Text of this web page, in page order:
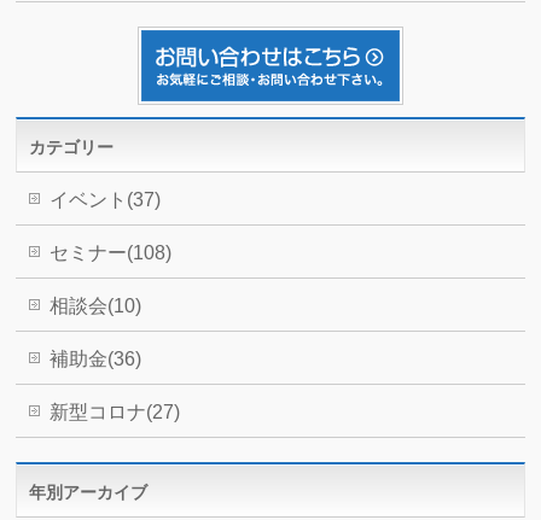
カテゴリー
イベント(37)
セミナー(108)
相談会(10)
補助金(36)
新型コロナ(27)
年別アーカイブ